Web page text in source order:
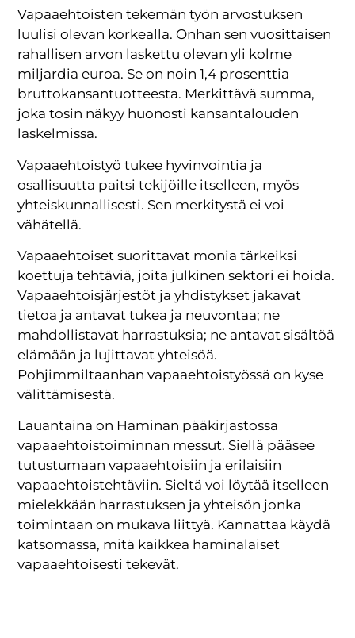
Vapaaehtoisten tekemän työn arvostuksen
luulisi olevan korkealla. Onhan sen vuosittaisen
rahallisen arvon laskettu olevan yli kolme
miljardia euroa. Se on noin 1,4 prosenttia
bruttokansantuotteesta. Merkittävä summa,
joka tosin näkyy huonosti kansantalouden
laskelmissa.
Vapaaehtoistyö tukee hyvinvointia ja
osallisuutta paitsi tekijöille itselleen, myös
yhteiskunnallisesti. Sen merkitystä ei voi
vähätellä.
Vapaaehtoiset suorittavat monia tärkeiksi
koettuja tehtäviä, joita julkinen sektori ei hoida.
Vapaaehtoisjärjestöt ja yhdistykset jakavat
tietoa ja antavat tukea ja neuvontaa; ne
mahdollistavat harrastuksia; ne antavat sisältöä
elämään ja lujittavat yhteisöä.
Pohjimmiltaanhan vapaaehtoistyössä on kyse
välittämisestä.
Lauantaina on Haminan pääkirjastossa
vapaaehtoistoiminnan messut. Siellä pääsee
tutustumaan vapaaehtoisiin ja erilaisiin
vapaaehtoistehtäviin. Sieltä voi löytää itselleen
mielekkään harrastuksen ja yhteisön jonka
toimintaan on mukava liittyä. Kannattaa käydä
katsomassa, mitä kaikkea haminalaiset
vapaaehtoisesti tekevät.